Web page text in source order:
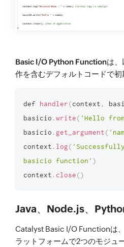
Basic I/O Python Functionは
作を含むデフォルトコードで初
def handler(context ,
basicio .write( 'Hello
basicio . get_argument(
context . log(
basicio function' )
context . close()
Java、Node.js、
Catalyst Basic I/O Functionは、
ラットフォームで2つのモジュ